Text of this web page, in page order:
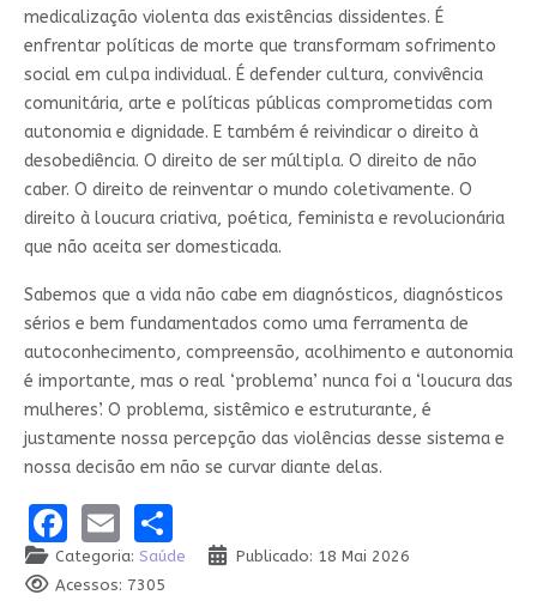
medicalização violenta das existências dissidentes. É
enfrentar políticas de morte que transformam sofrimento
social em culpa individual. É defender cultura, convivência
comunitária, arte e políticas públicas comprometidas com
autonomia e dignidade. E também é reivindicar o direito à
desobediência. O direito de ser múltipla. O direito de não
caber. O direito de reinventar o mundo coletivamente. O
direito à loucura criativa, poética, feminista e revolucionária
que não aceita ser domesticada.
Sabemos que a vida não cabe em diagnósticos, diagnósticos
sérios e bem fundamentados como uma ferramenta de
autoconhecimento, compreensão, acolhimento e autonomia
é importante, mas o real ‘problema’ nunca foi a ‘loucura das
mulheres’. O problema, sistêmico e estruturante, é
justamente nossa percepção das violências desse sistema e
nossa decisão em não se curvar diante delas.
Facebook
EmailShare
Categoria: Saúde
Publicado: 18 Mai 2026
Acessos: 7305